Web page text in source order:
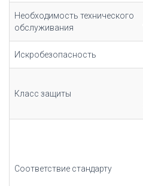
Необходимость технического
обслуживания
Искробезопасность
Класс защиты
Соответствие стандарту